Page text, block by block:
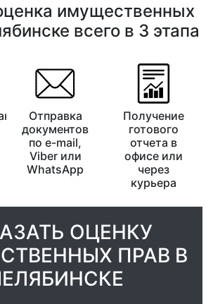
имущественных
всего в 3 этапа
Отправка
документов
по e-mail,
Viber или
WhatsApp
Получение
готового
отчета в
офисе или
через
курьера
ОЦЕНКУ
ПРАВ В